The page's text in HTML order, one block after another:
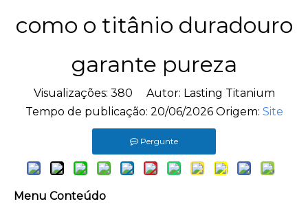
como o titânio duradouro
garante pureza
Visualizações: 380 Autor: Lasting Titanium
Tempo de publicação: 20/06/2026 Origem: Site
Pergunte
Menu Conteúdo